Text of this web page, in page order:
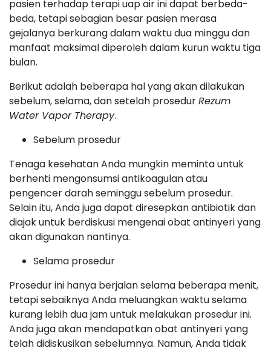
pasien terhadap terapi uap air ini dapat berbeda-
beda, tetapi sebagian besar pasien merasa
gejalanya berkurang dalam waktu dua minggu dan
manfaat maksimal diperoleh dalam kurun waktu tiga
bulan.
Berikut adalah beberapa hal yang akan dilakukan
sebelum, selama, dan setelah prosedurRezum
Water Vapor Therapy.
Sebelum prosedur
Tenaga kesehatan Anda mungkin meminta untuk
berhenti mengonsumsi antikoagulan atau
pengencer darah seminggu sebelum prosedur.
Selain itu, Anda juga dapat diresepkan antibiotik dan
diajak untuk berdiskusi mengenai obat antinyeri yang
akan digunakan nantinya.
Selama prosedur
Prosedur ini hanya berjalan selama beberapa menit,
tetapi sebaiknya Anda meluangkan waktu selama
kurang lebih dua jam untuk melakukan prosedur ini.
Anda juga akan mendapatkan obat antinyeri yang
telah didiskusikan sebelumnya. Namun, Anda tidak